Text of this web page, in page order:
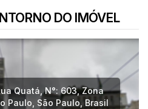
DO IMÓVEL
Quatá ,N°: 603,Zona
Paulo São Paulo Brasil